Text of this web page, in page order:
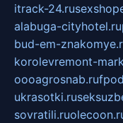
itrack-24.ru
alabuga-cityhotel.ru
bud-em-
korolevremont-
oooagrosnab.ru
ukrasotki.ru
sovratili.ru